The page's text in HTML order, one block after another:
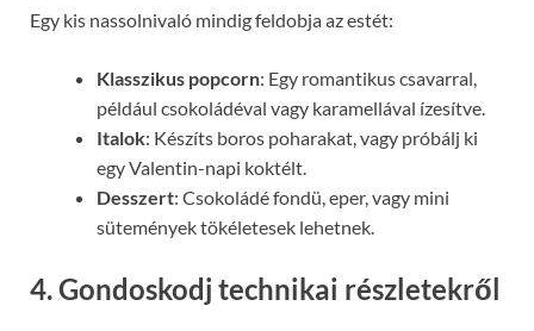
Egy kis nassolnivaló mindig feldobja az estét:
Klasszikus popcorn: Egy romantikus csavarral,
például csokoládéval vagy karamellával ízesítve.
Italok: Készíts boros poharakat, vagy próbálj ki
egy Valentin-napi koktélt.
Desszert: Csokoládé fondü, eper, vagy mini
sütemények tökéletesek lehetnek.
4. Gondoskodj technikai részletekről